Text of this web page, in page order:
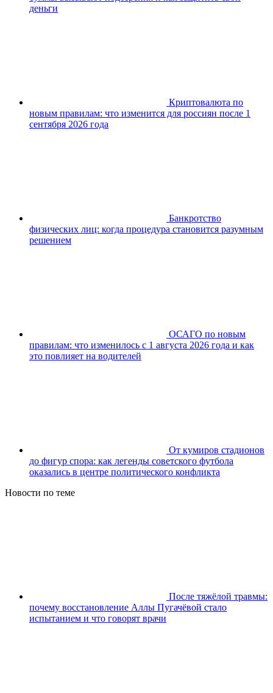
деньги
Криптовалюта по
новым правилам: что изменится для россиян после 1
сентября 2026 года
Банкротство
физических лиц: когда процедура становится разумным
решением
ОСАГО по новым
правилам: что изменилось с 1 августа 2026 года и как
это повлияет на водителей
От кумиров стадионов
до фигур спора: как легенды советского футбола
оказались в центре политического конфликта
Новости по теме
После тяжёлой травмы:
почему восстановление Аллы Пугачёвой стало
испытанием и что говорят врачи